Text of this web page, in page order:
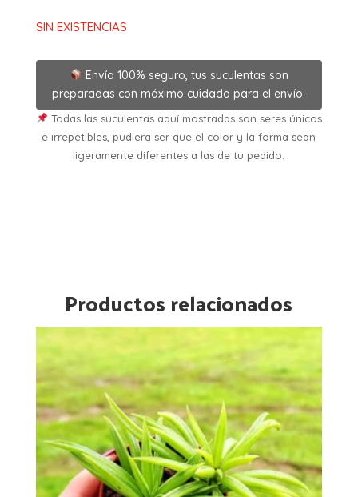
SIN EXISTENCIAS
Envío 100% seguro, tus suculentas son
preparadas con máximo cuidado para el envío.
Todas las suculentas aquí mostradas son seres únicos
e irrepetibles, pudiera ser que el color y la forma sean
ligeramente diferentes a las de tu pedido.
Productos relacionados